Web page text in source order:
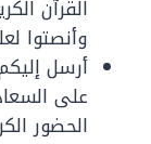
القرآن
وأنصتوا
أرسل
على
الحضور